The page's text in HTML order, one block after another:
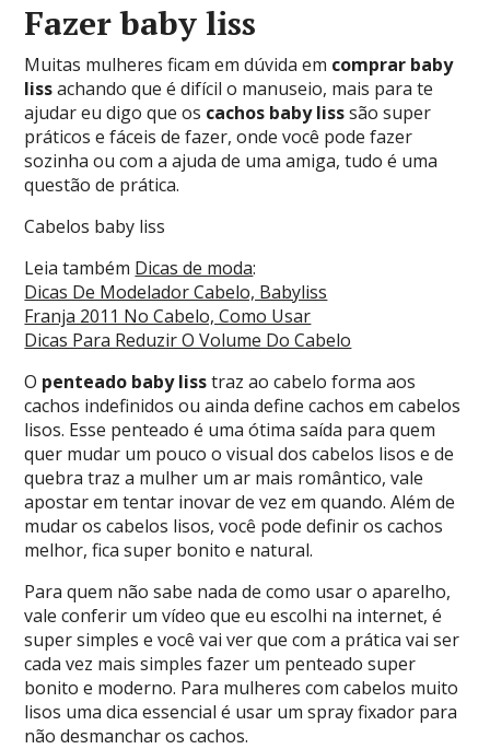
Fazer baby liss
Muitas mulheres ficam em dúvida em comprar baby
lissachando que é difícil o manuseio, mais para te
ajudar eu digo que os cachos baby lisssão super
práticos e fáceis de fazer, onde você pode fazer
sozinha ou com a ajuda de uma amiga, tudo é uma
questão de prática.
Cabelos baby liss
Leia também Dicas de moda:
Dicas De Modelador Cabelo, Babyliss
Franja 2011 No Cabelo, Como Usar
Dicas Para Reduzir O Volume Do Cabelo
O penteado baby lisstraz ao cabelo forma aos
cachos indefinidos ou ainda define cachos em cabelos
lisos. Esse penteado é uma ótima saída para quem
quer mudar um pouco o visual dos cabelos lisos e de
quebra traz a mulher um ar mais romântico, vale
apostar em tentar inovar de vez em quando. Além de
mudar os cabelos lisos, você pode definir os cachos
melhor, fica super bonito e natural.
Para quem não sabe nada de como usar o aparelho,
vale conferir um vídeo que eu escolhi na internet, é
super simples e você vai ver que com a prática vai ser
cada vez mais simples fazer um penteado super
bonito e moderno. Para mulheres com cabelos muito
lisos uma dica essencial é usar um spray fixador para
não desmanchar os cachos.